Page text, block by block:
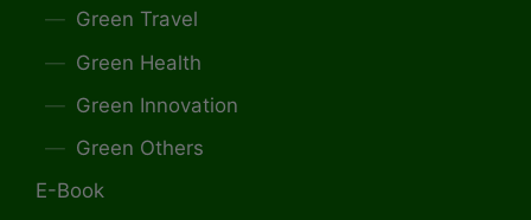
Green Travel
Green Health
Green Innovation
Green Others
E-Book